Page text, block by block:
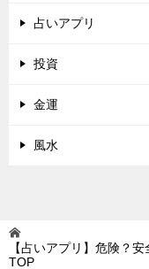
占いアプリ
投資
金運
風水
【占いアプリ】危険？
TOP